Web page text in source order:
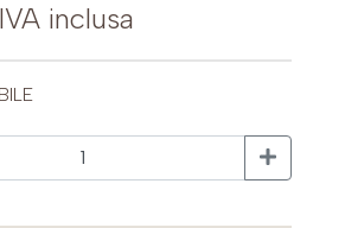
IVA inclusa